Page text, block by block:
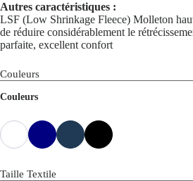
Autres caractéristiques :
LSF (Low Shrinkage Fleece) Molleton
de réduire considérablement le
parfaite, excellent confort
Couleurs
Couleurs
Taille Textile